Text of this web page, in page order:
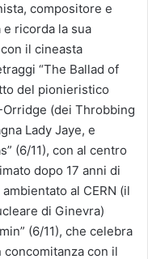
compositore e
ricorda la sua
il cineasta
“The Ballad of
del pionieristico
(dei Throbbing
Lady Jaye, e
(6/11), con al centro
dopo 17 anni di
al CERN (il
di Ginevra)
(6/11), che celebra
con il